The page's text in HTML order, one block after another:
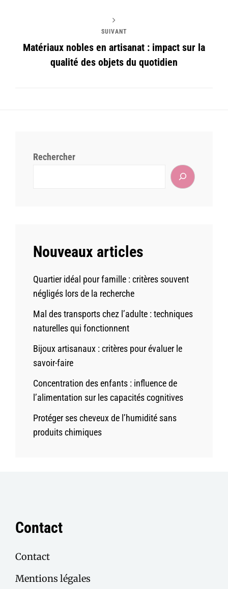
SUIVANT
Matériaux nobles en artisanat : impact sur la
qualité des objets du quotidien
Rechercher
Nouveaux articles
Quartier idéal pour famille : critères souvent
négligés lors de la recherche
Mal des transports chez l’adulte : techniques
naturelles qui fonctionnent
Bijoux artisanaux : critères pour évaluer le
savoir-faire
Concentration des enfants : influence de
l’alimentation sur les capacités cognitives
Protéger ses cheveux de l’humidité sans
produits chimiques
Contact
Contact
Mentions légales